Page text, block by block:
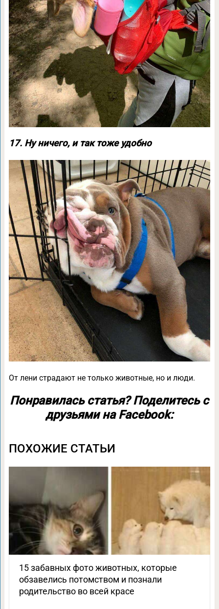
17. Ну ничего, и так тоже удобно
От лени страдают не только животные, но и люди.
Понравилась статья? Поделитесь с
друзьями на Facebook:
ПОХОЖИЕ СТАТЬИ
15 забавных фото животных, которые
обзавелись потомством и познали
родительство во всей красе